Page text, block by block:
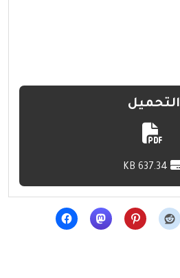
التحميل